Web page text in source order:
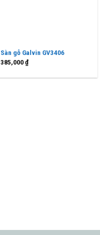
Sàn gỗ Galvin GV3406
385,000₫